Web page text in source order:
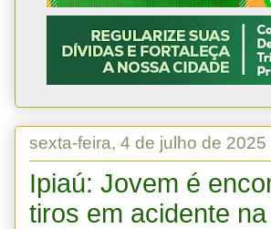
sexta-feira, 4 de julho de 2025
Ipiaú: Jovem é
tiros em acidente